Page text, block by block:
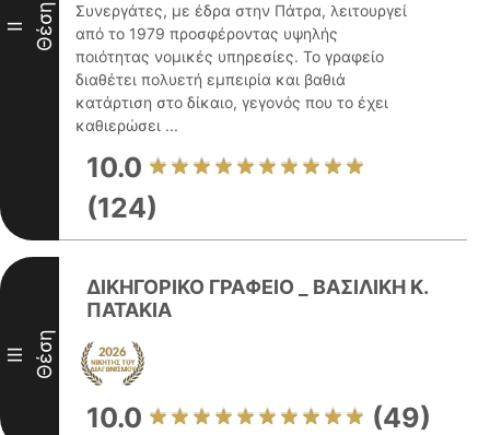
II Θέση
Συνεργάτες, με έδρα στην Πάτρα, λειτουργεί
από το 1979 προσφέροντας υψηλής
ποιότητας νομικές υπηρεσίες. Το γραφείο
διαθέτει πολυετή εμπειρία και βαθιά
κατάρτιση στο δίκαιο, γεγονός που το έχει
καθιερώσει ...
10.0
(124)
III Θέση
ΔΙΚΗΓΟΡΙΚΟ ΓΡΑΦΕΙΟ _ ΒΑΣΙΛΙΚΗ Κ.
ΠΑΤΑΚΙΑ
10.0 (49)